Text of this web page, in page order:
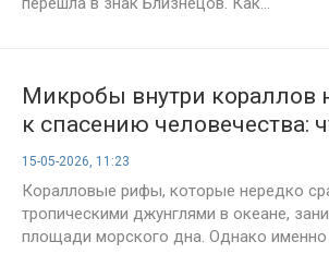
Микробы внутри кораллов
к спасению человечества:
скрывают рифы
15-05-2026, 11:23
Коралловые рифы, которые нередко
тропическими джунглями в океане,
площади морского дна. Однако именно